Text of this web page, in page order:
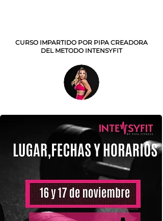
CURSO IMPARTIDO POR PIPA CREADORA
DEL METODO INTENSYFIT